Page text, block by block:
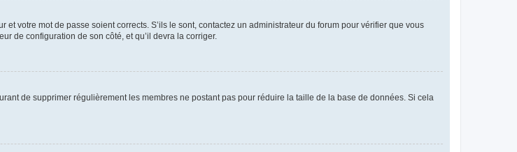
votre mot de passe soient corrects. S’ils le sont, contactez un administrateur du forum pour vérifier que vous
de configuration de son côté, et qu’il devra la corriger.
de supprimer régulièrement les membres ne postant pas pour réduire la taille de la base de données. Si cela